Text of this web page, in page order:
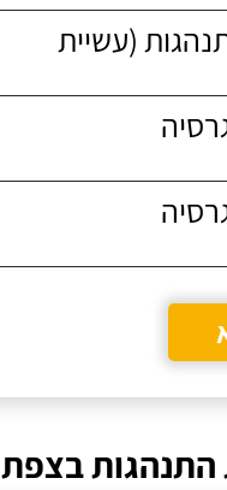
(עשיית
התנהגות בצפת